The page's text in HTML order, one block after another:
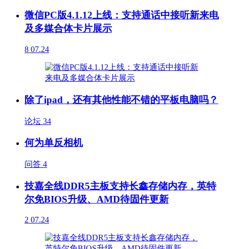
微信PC版4.1.12上线：支持通话中接听新来电
及多媒合体卡片展示
8 07.24
除了ipad，还有其他性能不错的平板电脑吗？
论坛 34
何为单反相机
问答 4
技嘉全线DDR5主板支持长鑫存储内存，英特
尔免BIOS升级、AMD待固件更新
2 07.24